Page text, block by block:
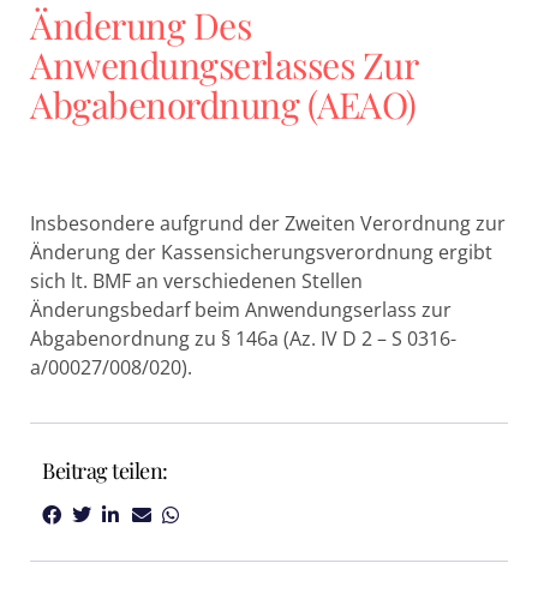
Änderung Des
Anwendungserlasses Zur
Abgabenordnung (AEAO)
Insbesondere aufgrund der Zweiten Verordnung zur
Änderung der Kassensicherungsverordnung ergibt
sich lt. BMF an verschiedenen Stellen
Änderungsbedarf beim Anwendungserlass zur
Abgabenordnung zu § 146a (Az. IV D 2 – S 0316-
a/00027/008/020).
Beitrag teilen: